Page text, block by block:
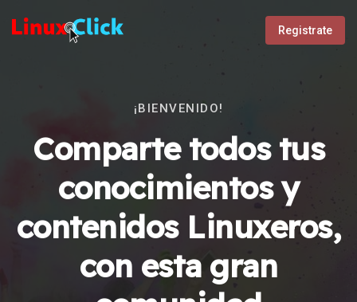
Registrate
¡BIENVENIDO!
Comparte todos tus
conocimientos y
contenidos Linuxeros,
con esta gran